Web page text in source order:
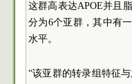
这群高表达APOE并且
分为6个亚群，其中有
水平。
“该亚群的转录组特征